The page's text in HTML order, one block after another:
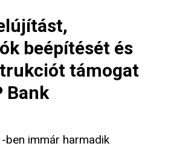
beépítését és
támogat
Bank
ben immár harmadik